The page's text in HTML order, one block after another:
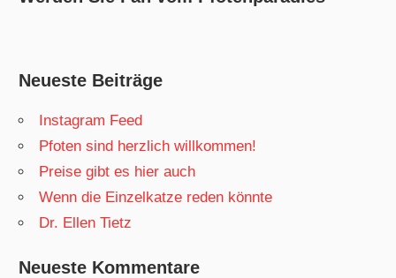
Neueste Beiträge
Instagram Feed
Pfoten sind herzlich willkommen!
Preise gibt es hier auch
Wenn die Einzelkatze reden könnte
Dr. Ellen Tietz
Neueste Kommentare